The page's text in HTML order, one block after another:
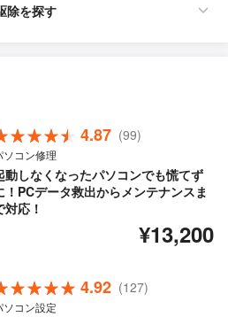
除を探す
4.87 (99)
ソコン修理
動しなくなったパソコンでも慌てず
！PCデータ救出からメンテナンスま
対応！
¥13,200
4.92 (127)
ソコン設定